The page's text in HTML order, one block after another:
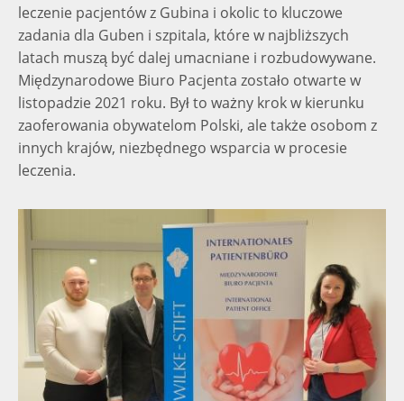
leczenie pacjentów z Gubina i okolic to kluczowe
zadania dla Guben i szpitala, które w najbliższych
latach muszą być dalej umacniane i rozbudowywane.
Międzynarodowe Biuro Pacjenta zostało otwarte w
listopadzie 2021 roku. Był to ważny krok w kierunku
zaoferowania obywatelom Polski, ale także osobom z
innych krajów, niezbędnego wsparcia w procesie
leczenia.